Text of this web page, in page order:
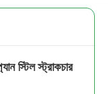
স্টিল স্ট্রাকচার